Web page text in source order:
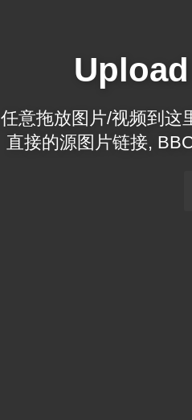
任意拖放图片/视频到这
直接的源图片链接,